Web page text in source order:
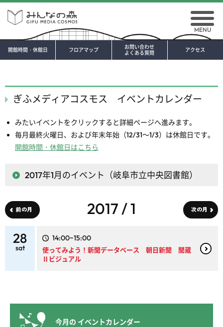
アクセス
開館時間・休館日 フロアマップ
お問い合わせ
よくある質問
MENU
ぎふメディアコスモス イベントカレンダー
みたいイベントをクリックすると詳細ページへ進みます。
毎月最終火曜日、および年末年始（12/31～1/3）は休館日です。
開館時間・休館日はこちら
2017年1月のイベント（岐阜市立中央図書館）
前の月 2017 / 1 次の月
28
sat
14:00~15:00
使ってみよう！新聞データベース 朝日新聞 聞蔵
Ⅱビジュアル
今月の イベントカレンダー